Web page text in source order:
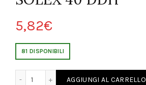
5,82€
81 DISPONIBILI
AGGIUNGI AL CARRELLO